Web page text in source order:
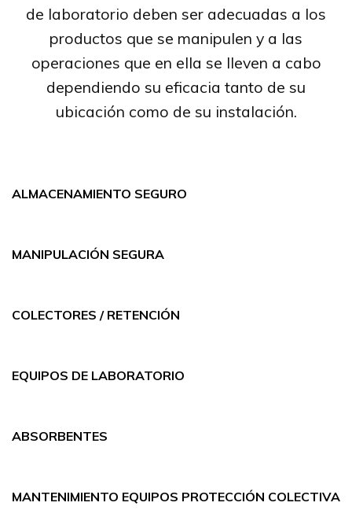
de laboratorio deben ser adecuadas a los
productos que se manipulen y a las
operaciones que en ella se lleven a cabo
dependiendo su eficacia tanto de su
ubicación como de su instalación.
ALMACENAMIENTO SEGURO
MANIPULACIÓN SEGURA
COLECTORES / RETENCIÓN
EQUIPOS DE LABORATORIO
ABSORBENTES
MANTENIMIENTO EQUIPOS PROTECCIÓN COLECTIVA